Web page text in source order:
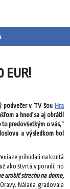
EUR!
podvečer v TV šou Hra
a hneď sa aj obrátil
to predovšetkým o vás,“
a výsledkom bol
pribúdali na kontá
ako štvrtá v poradí, no
urobiť strechu na dome,
Nálada gradovala